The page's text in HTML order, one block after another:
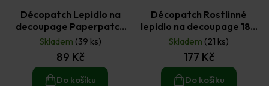
Décopatch Lepidlo na
decoupage Paperpatch
lesklé 70 g
Skladem (39 ks)
89 Kč
Do košíku
Décopatch Rostlinné
lepidlo na decoupage 180
ml
Skladem (21 ks)
177 Kč
Do košíku